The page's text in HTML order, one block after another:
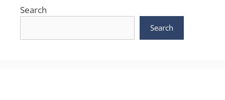
Search
Search